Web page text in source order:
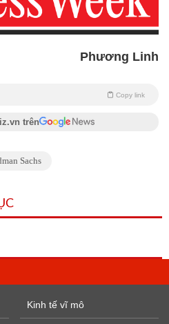
Phương Linh
Copy link
trên
Sachs
Kinh tế vĩ mô